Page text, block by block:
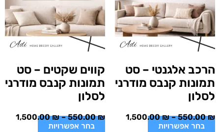
הרכב אלגנטי – סט
תמונות קנבס מודרני
לסלון
550.00₪
–
1,500.00₪
בחר אפשרויות
קווים שקטים – סט
תמונות קנבס מודרני
לסלון
550.00₪
–
1,500.00₪
בחר אפשרויות